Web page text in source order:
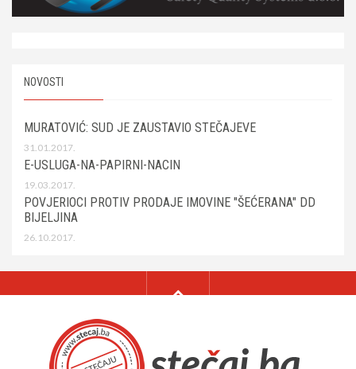
NOVOSTI
MURATOVIĆ: SUD JE ZAUSTAVIO STEČAJEVE
31.01.2017.
E-USLUGA-NA-PAPIRNI-NACIN
19.03.2017.
POVJERIOCI PROTIV PRODAJE IMOVINE "ŠEĆERANA" DD
BIJELJINA
26.10.2017.